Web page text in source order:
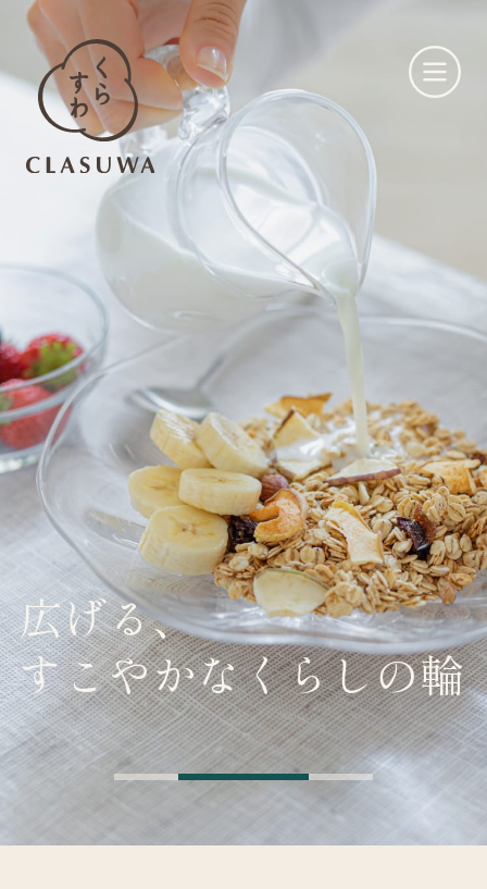
くらすわとは
お知らせ
店舗一覧
広げる、
すこやかなくらしの輪